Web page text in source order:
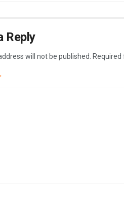
Reply
will not be published. Required